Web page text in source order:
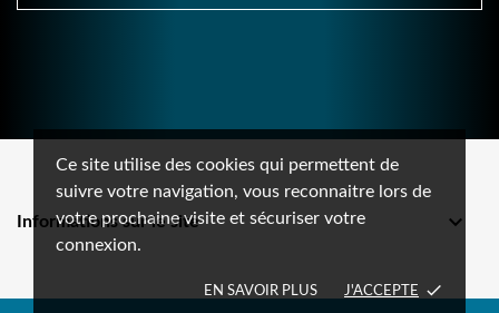
Ce site utilise des cookies qui permettent de
suivre votre navigation, vous reconnaitre lors de
votre prochaine visite et sécuriser votre
connexion.
EN SAVOIR PLUS J'ACCEPTE done
Informations sur le site 